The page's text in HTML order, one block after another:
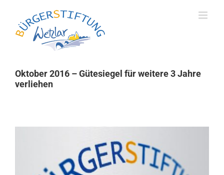
content
Oktober 2016 – Gütesiegel für weitere 3 Jahre
verliehen